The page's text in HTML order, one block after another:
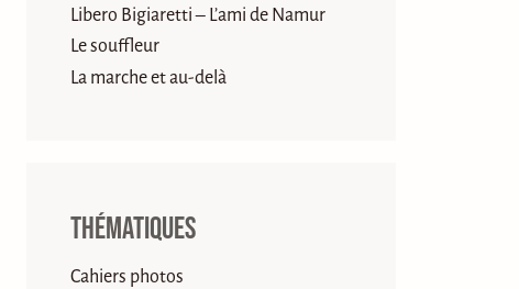
Libero Bigiaretti – L’ami de Namur
Le souffleur
La marche et au-delà
Thématiques
Cahiers photos